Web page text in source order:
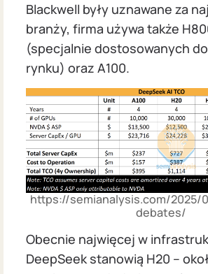
Blackwell były uznawane za
branży, firma używa także
(specjalnie dostosowanych
rynku) oraz A100.
https://semianalysis.com/2025/
debates/
Obecnie najwięcej w
DeepSeek stanowią H20 –